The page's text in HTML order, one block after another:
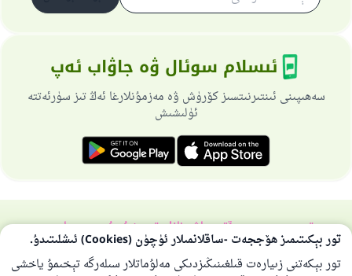
ئىسلام سوئال ۋە جاۋاب ئەپ
سەھىپىنى ئىنتىرنىتسىز كۆرۈش ۋە مەزمۇنلارغا ئەڭ تىز سۈرئەتتە
ئۈلىشىش
تورسەھىپىسى ھەققىدەباش نازارەتچىخۇسۇسىي سىياسەت
بارلىق ھوقۇق ئىسلام سوئال-جاۋاپ تورىغا مەنسۇپتۇر 1997-2025 ©
تور بېكىتىمىز ھۆججەت -ساقلانمىلار ئۈچۈن (Cookies) ئىشلىتىدۇ.
تور بېكەتنى زىيارەت قىلغىنىڭىزدىكى مەلۇماتلار سىلەرگە تېخىمۇ ياخشى